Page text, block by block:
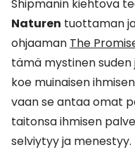
Shipmanin kiehtova
Naturen tuottaman
ohjaaman The
tämä mystinen
koe muinaisen
vaan se antaa omat
taitonsa ihmisen
selviytyy ja